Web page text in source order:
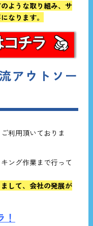
ような取り組み、サ
なります。
アウトソー
利用頂いておりま
ング作業まで行って
して、会社の発展が